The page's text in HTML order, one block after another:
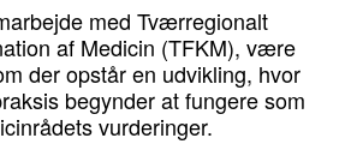
med Tværregionalt
af Medicin (TFKM), være
der opstår en udvikling, hvor
begynder at fungere som
vurderinger.